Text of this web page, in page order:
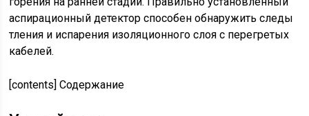
аспирационный детектор способен обнаружить следы
тления и испарения изоляционного слоя с перегретых
кабелей.
[contents]Содержание